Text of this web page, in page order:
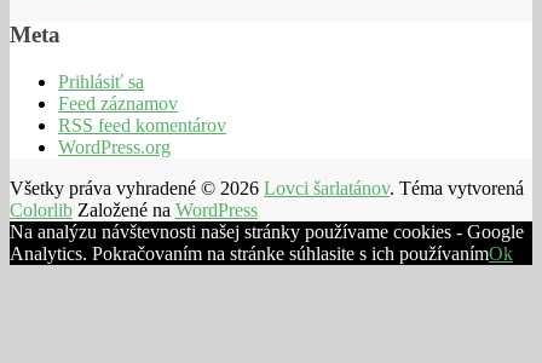
Meta
Prihlásiť sa
Feed záznamov
RSS feed komentárov
WordPress.org
Všetky práva vyhradené © 2026 Lovci šarlatánov. Téma vytvorená
Colorlib Založené na WordPress
Na analýzu návštevnosti našej stránky používame cookies - Google
Analytics. Pokračovaním na stránke súhlasite s ich používanímOk